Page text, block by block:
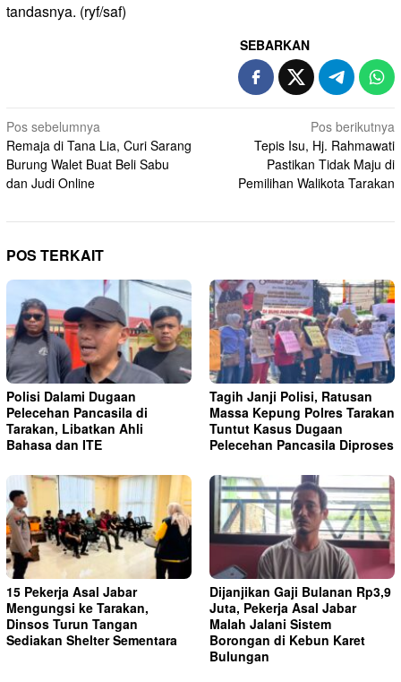
tandasnya. (ryf/saf)
SEBARKAN
Navigasi
pos
Pos sebelumnya
Remaja di Tana Lia, Curi Sarang
Burung Walet Buat Beli Sabu
dan Judi Online
Pos berikutnya
Tepis Isu, Hj. Rahmawati
Pastikan Tidak Maju di
Pemilihan Walikota Tarakan
POS TERKAIT
Polisi Dalami Dugaan
Pelecehan Pancasila di
Tarakan, Libatkan Ahli
Bahasa dan ITE
Tagih Janji Polisi, Ratusan
Massa Kepung Polres Tarakan
Tuntut Kasus Dugaan
Pelecehan Pancasila Diproses
15 Pekerja Asal Jabar
Mengungsi ke Tarakan,
Dinsos Turun Tangan
Sediakan Shelter Sementara
Dijanjikan Gaji Bulanan Rp3,9
Juta, Pekerja Asal Jabar
Malah Jalani Sistem
Borongan di Kebun Karet
Bulungan